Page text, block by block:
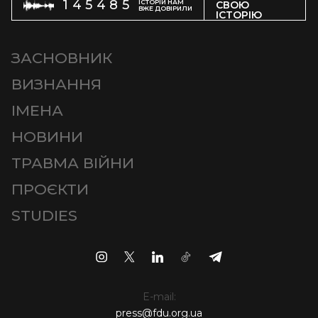
145485
ІСТОРІЙ НАМ
ВЖЕ ДОВІРИЛИ
СВОЮ
ІСТОРІЮ
ЗАСНОВНИК
ВИЗНАННЯ
ІМЕНА
НОВИНИ
ТРАВМА ВІЙНИ
ПРОЄКТИ
STUDIES
E-mail:
press@fdu.org.ua